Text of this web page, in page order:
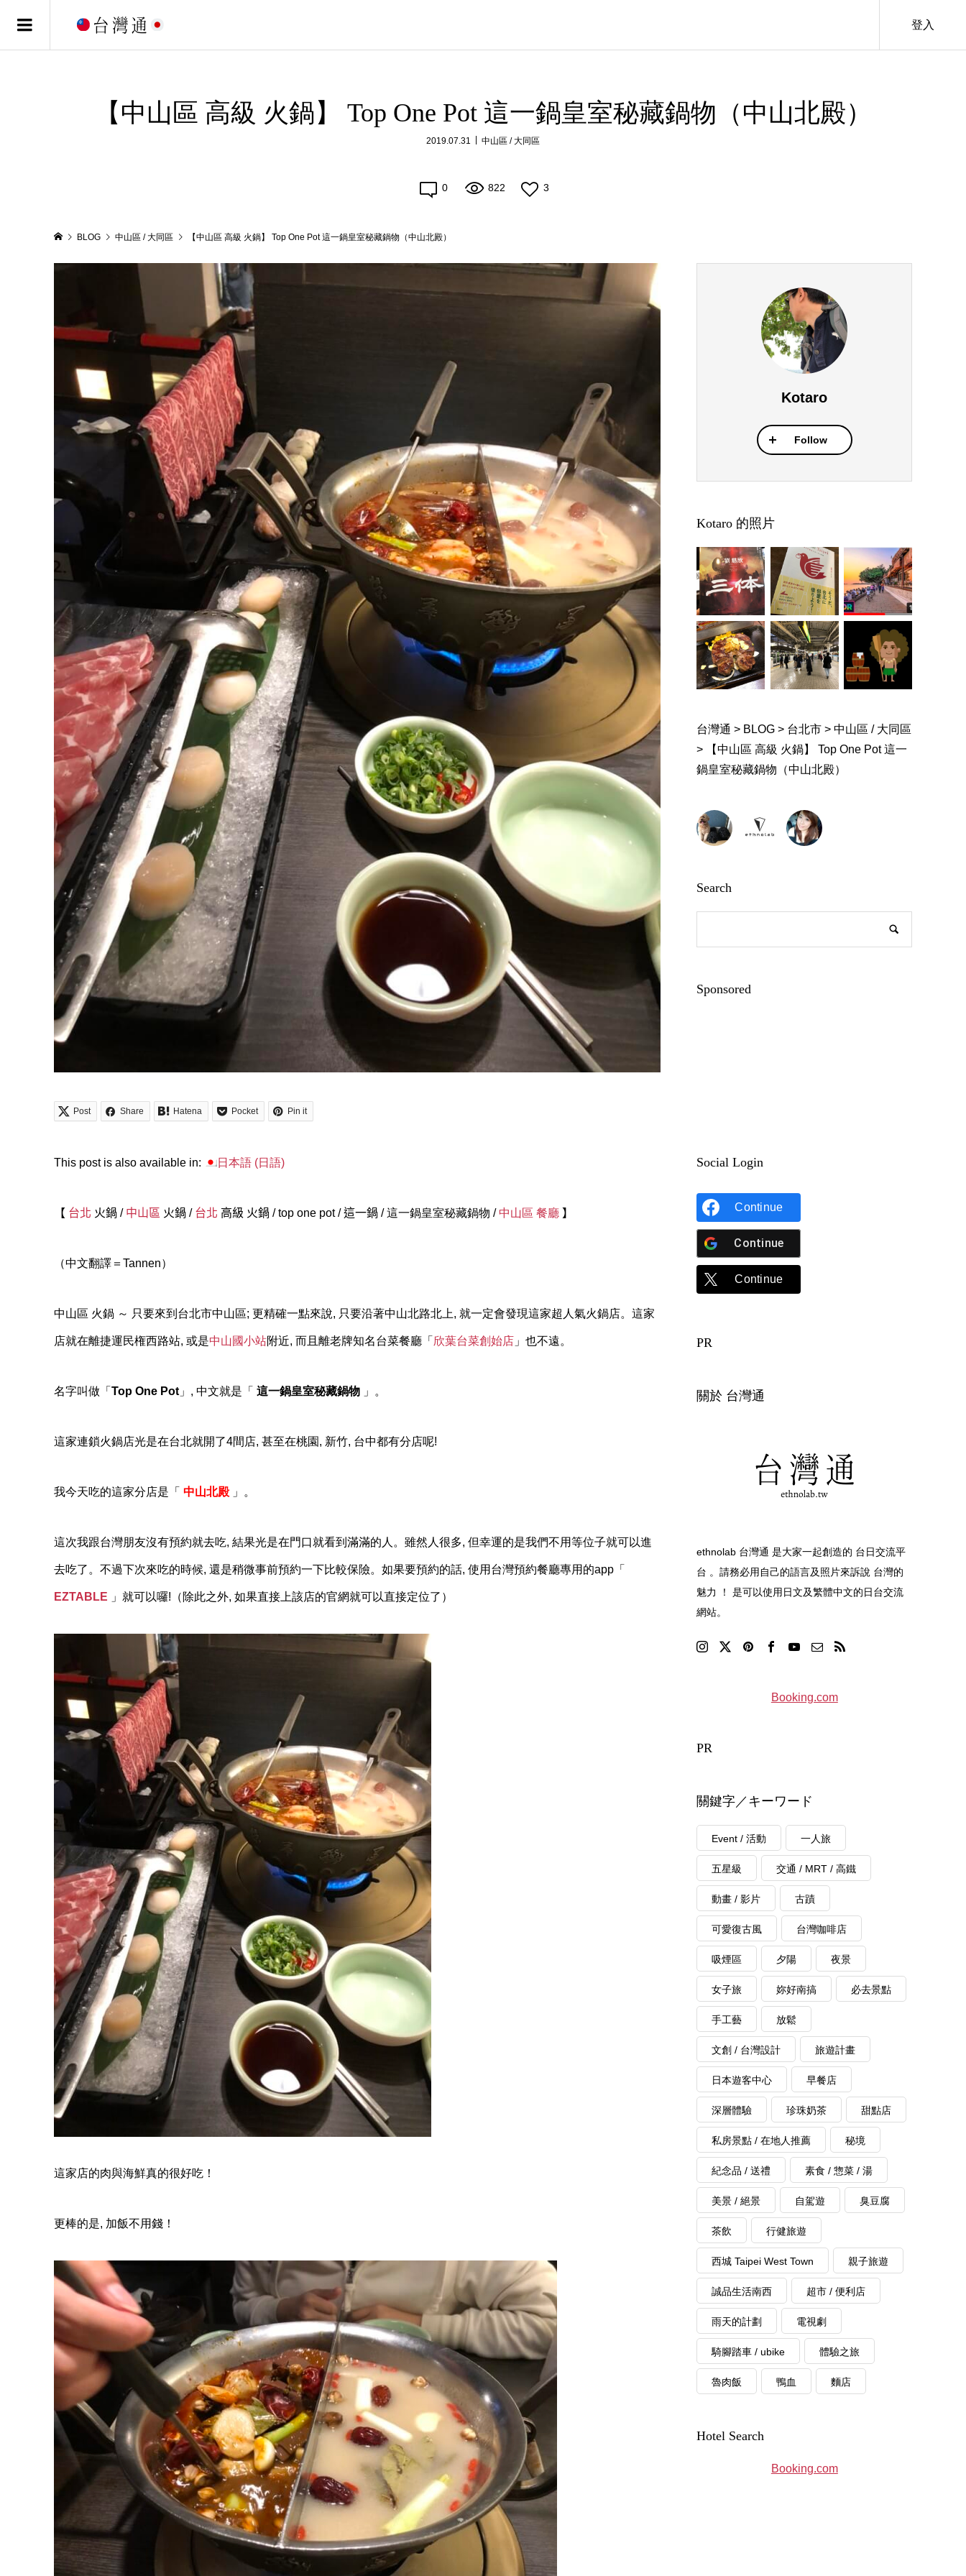
登入
【中山區 高級 火鍋】 Top One Pot 這一鍋皇室秘藏鍋物（中山北殿）
2019.07.31 中山區 / 大同區
0 822 3
BLOG 中山區 / 大同區 【中山區 高級 火鍋】 Top One Pot 這一鍋皇室秘藏鍋物（中山北殿）
Post Share Hatena Pocket Pin it
This post is also available in: 日本語(日語)
【 台北 火鍋 / 中山區 火鍋 / 台北 高級 火鍋 /top one pot/這一鍋 / 這一鍋皇室秘藏鍋物 / 中山區 餐廳 】
（中文翻譯＝Tannen）
中山區 火鍋 ～ 只要來到台北市中山區; 更精確一點來說, 只要沿著中山北路北上, 就一定會發現這家超人氣火鍋店。這家
店就在離捷運民権西路站, 或是中山國小站附近, 而且離老牌知名台菜餐廳「 欣葉台菜創始店」也不遠。
名字叫做「 Top One Pot」, 中文就是「 這一鍋皇室秘藏鍋物」。
這家連鎖火鍋店光是在台北就開了4間店, 甚至在桃園, 新竹, 台中都有分店呢!
我今天吃的這家分店是「 中山北殿」。
這次我跟台灣朋友沒有預約就去吃, 結果光是在門口就看到滿滿的人。雖然人很多, 但幸運的是我們不用等位子就可以進
去吃了。不過下次來吃的時候, 還是稍微事前預約一下比較保險。如果要預約的話, 使用台灣預約餐廳專用的app「
EZTABLE 」就可以囉!（除此之外, 如果直接上該店的官網就可以直接定位了）
這家店的肉與海鮮真的很好吃！
更棒的是, 加飯不用錢！
Kotaro
Follow
Kotaro 的照片
台灣通 > BLOG > 台北市 >中山區 / 大同區
>
【中山區 高級 火鍋】 Top One Pot 這一
鍋皇室秘藏鍋物（中山北殿）
Search
Sponsored
Social Login
Continue
Continue
Continue
PR
關於 台灣通
ethnolab 台灣通 是大家一起創造的 台日交流平
台 。請務必用自己的語言及照片來訴說 台灣的
魅力 ！ 是可以使用日文及繁體中文的日台交流
網站。
Booking.com
PR
關鍵字／キーワード
Event / 活動 一人旅
五星級 交通 / MRT / 高鐵
動畫 / 影片 古蹟
可愛復古風 台灣咖啡店
吸煙區 夕陽 夜景
女子旅 妳好南搞 必去景點
手工藝 放鬆
文創 / 台灣設計 旅遊計畫
日本遊客中心 早餐店
深層體驗 珍珠奶茶 甜點店
私房景點 / 在地人推薦 秘境
紀念品 / 送禮 素食 / 惣菜 / 湯
美景 / 絕景 自駕遊 臭豆腐
茶飲 行健旅遊
西城 Taipei West Town 親子旅遊
誠品生活南西 超市 / 便利店
雨天的計劃 電視劇
騎腳踏車 / ubike 體驗之旅
魯肉飯 鴨血 麵店
Hotel Search
Booking.com